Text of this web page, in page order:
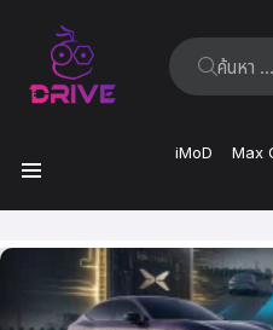
ค้นหา:
iMoD Max
ล่าสุด